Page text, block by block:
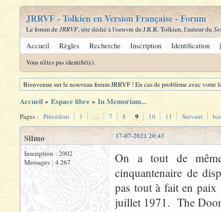
JRRVF - Tolkien en Version Française - Forum
Le forum deJRRVF, site dédié à l'oeuvre de J.R.R. Tolkien, l'auteur du
Accueil Règles Recherche Inscription Identification
Vous n'êtes pas identifié(e).
Bienvenue sur le nouveau forum JRRVF ! En cas de problème avec
Accueil» Espace libre » In Memoriam...
Pages : Précédent 1 … 7 8 9 10 11 Suivant
17-07-2021 20:43
Silmo
Inscription : 2002
Messages : 4 267
On a tout de
cinquantenaire de
pas tout à fait en
juillet 1971. The